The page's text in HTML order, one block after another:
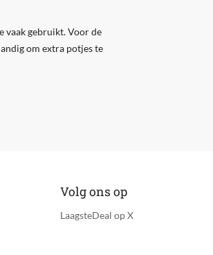
vaak gebruikt. Voor de
om extra potjes te
Volg ons op
LaagsteDeal op X